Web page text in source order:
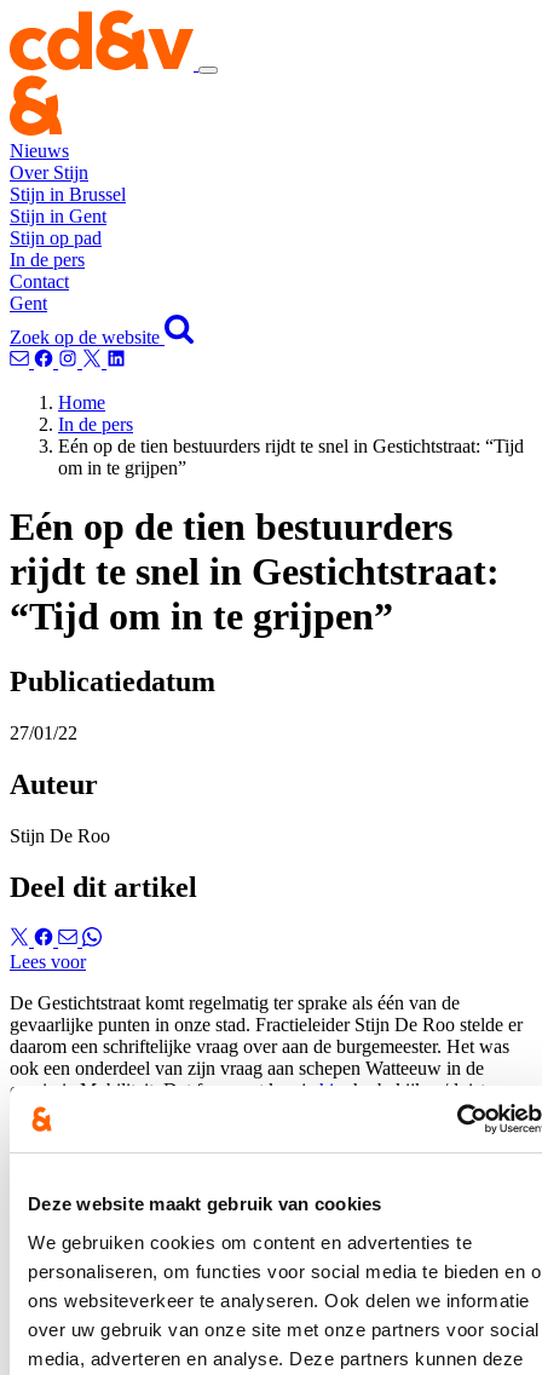
Deze website maakt gebruik van cookies
We gebruiken cookies om content en advertenties te
personaliseren, om functies voor social media te bieden en
ons websiteverkeer te analyseren. Ook delen we informatie
over uw gebruik van onze site met onze partners voor social
media, adverteren en analyse. Deze partners kunnen deze
Nieuws
Over Stijn
Stijn in Brussel
Stijn in Gent
Stijn op pad
In de pers
Contact
Gent
Zoek op de website
Home
In de pers
Eén op de tien bestuurders rijdt te snel in Gestichtstraat: “Tijd
om in te grijpen”
Eén op de tien bestuurders
rijdt te snel in Gestichtstraat:
“Tijd om in te grijpen”
Publicatiedatum
27/01/22
Auteur
Stijn De Roo
Deel dit artikel
Lees voor
De Gestichtstraat komt regelmatig ter sprake als één van de
gevaarlijke punten in onze stad. Fractieleider Stijn De Roo stelde er
daarom een schriftelijke vraag over aan de burgemeester. Het was
ook een onderdeel van zijn vraag aan schepen Watteeuw in de
comissie Mobiliteit. Dat fragment kan je hier
herbekijken/-luisteren.
Op donderdag 27 januari verscheen een bericht over de vraag van
Stijn De Roo over de Gestichstraat op dewebsite van HLNen in de
Het volledige persbericht kan jehierlezen.
In de pers
Nieuwe speeltuin in Ter Durmenpark komt er nog
dit jaar